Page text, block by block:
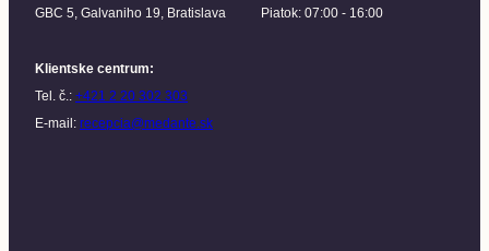
GBC 5, Galvaniho 19, Bratislava
Piatok: 07:00 - 16:00
Klientske centrum:
Tel. č.: +421 2 20 302 303
E-mail: recepcia@medante.sk